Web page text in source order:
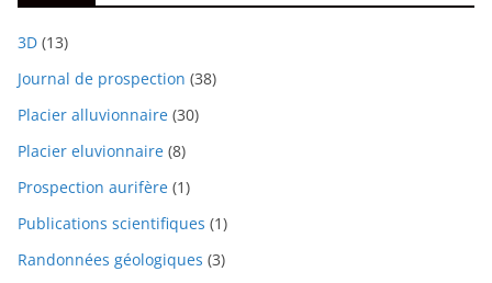
3D (13)
Journal de prospection (38)
Placier alluvionnaire (30)
Placier eluvionnaire (8)
Prospection aurifère (1)
Publications scientifiques (1)
Randonnées géologiques (3)